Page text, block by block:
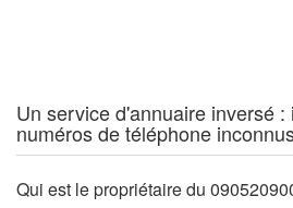
Un service d'annuaire inversé :
numéros de téléphone
Qui est le propriétaire du